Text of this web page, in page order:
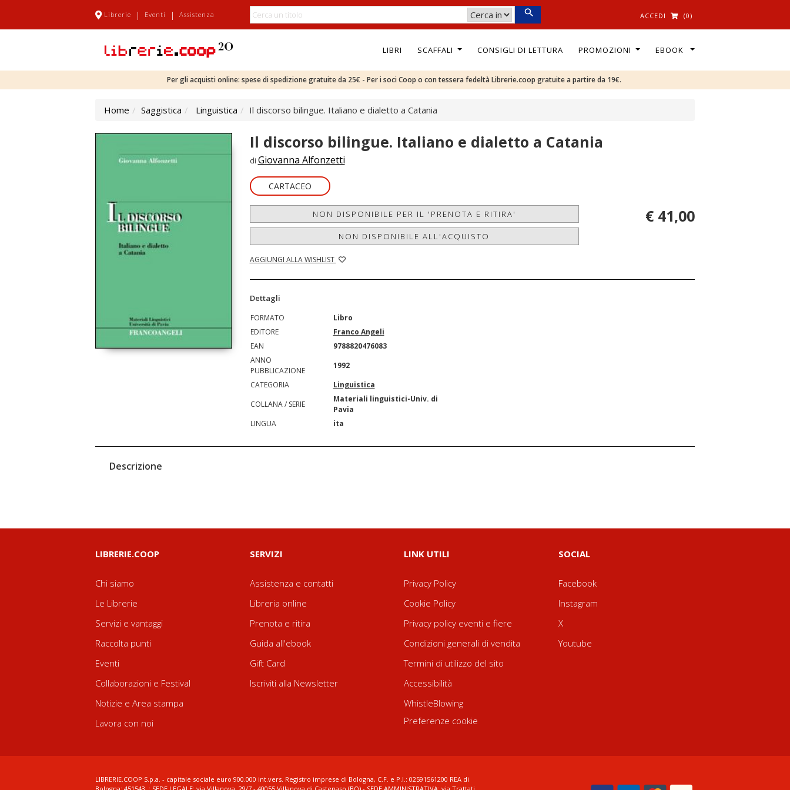
Librerie | Eventi | Assistenza ACCEDI (0)
LIBRI SCAFFALI CONSIGLI DI LETTURA PROMOZIONI EBOOK
Per gli acquisti online: spese di spedizione gratuite da 25€ - Per i soci Coop o con tessera fedeltà Librerie.coop gratuite a partire da 19€.
Home Saggistica Linguistica Il discorso bilingue. Italiano e dialetto a Catania
Il discorso bilingue. Italiano e dialetto a Catania
di Giovanna Alfonzetti
CARTACEO
NON DISPONIBILE PER IL 'PRENOTA E RITIRA'
NON DISPONIBILE ALL'ACQUISTO
AGGIUNGI ALLA WISHLIST
€ 41,00
Dettagli
FORMATO
Libro
EDITORE
Franco Angeli
EAN
9788820476083
ANNO
PUBBLICAZIONE
1992
CATEGORIA
Linguistica
COLLANA / SERIE
Materiali linguistici-Univ. di
Pavia
LINGUA
ita
Descrizione
LIBRERIE.COOP
Chi siamo
Le Librerie
Servizi e vantaggi
Raccolta punti
Eventi
Collaborazioni e Festival
Notizie e Area stampa
Lavora con noi
SERVIZI
Assistenza e contatti
Libreria online
Prenota e ritira
Guida all'ebook
Gift Card
Iscriviti alla Newsletter
LINK UTILI
Privacy Policy
Cookie Policy
Privacy policy eventi e fiere
Condizioni generali di vendita
Termini di utilizzo del sito
Accessibilità
WhistleBlowing
Preferenze cookie
SOCIAL
Facebook
Instagram
X
Youtube
LIBRERIE.COOP S.p.a. - capitale sociale euro 900.000 int.vers. Registro imprese di Bologna, C.F. e P.I.: 02591561200 REA di